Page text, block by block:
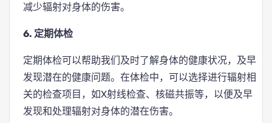
减少辐射对身体的伤害。
6. 定期体检
定期体检可以帮助我们及时了解身体的健康状况，及早
发现潜在的健康问题。在体检中，可以选择进行辐射相
关的检查项目，如X射线检查、核磁共振等，以便及早
发现和处理辐射对身体的潜在伤害。